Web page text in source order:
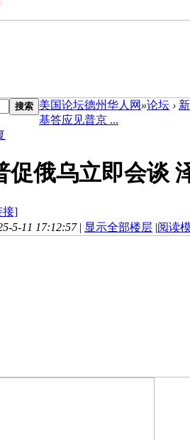
搜索 美国论坛德州华人网 »论坛 ›
基答应见普京 ...
促俄乌立即会谈
接]
5-11 17:12:57 | 显示全部楼层 |阅读